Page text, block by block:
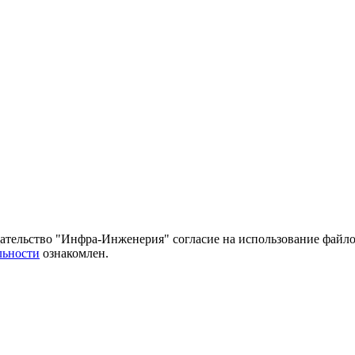
"Инфра-Инженерия" согласие на использование
ознакомлен.